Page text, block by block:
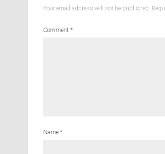
Your email address will not be published.
Comment *
Name *